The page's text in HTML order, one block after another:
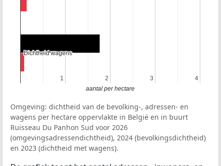
1
1 2
2 3
3 4
4
Dichtheid wagens
Dichtheid wagens
aantal per hectare
Omgeving: dichtheid van de bevolking-, adressen- en
wagens per hectare oppervlakte in België en in buurt
Ruisseau Du Panhon Sud voor 2026
(omgevingsadressendichtheid), 2024 (bevolkingsdichtheid)
en 2023 (dichtheid met wagens).